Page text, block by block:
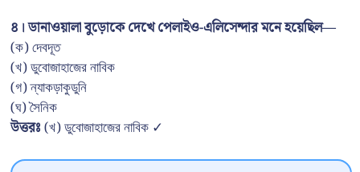
৪। ডানাওয়ালা বুড়োকে দেখে পেলাইও-এলিসেন্দার মনে হয়েছিল—
(ক) দেবদূত
(খ) ডুবোজাহাজের নাবিক
(গ) ন্যাকড়াকুডুনি
(ঘ) সৈনিক
উত্তরঃ(খ) ডুবোজাহাজের নাবিক ✓